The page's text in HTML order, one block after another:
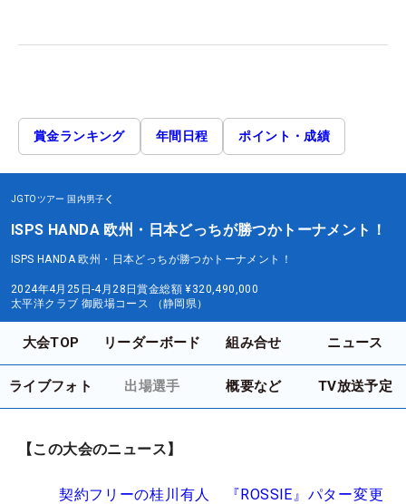
賞金ランキング 年間日程 ポイント・成績
JGTOツアー 国内男子
ISPS HANDA 欧州・日本どっちが勝つかトーナメント！
ISPS HANDA 欧州・日本どっちが勝つかトーナメント！
2024年4月25日-4月28日賞金総額 ¥320,490,000
太平洋クラブ 御殿場コース （静岡県）
大会TOP リーダーボード 組み合せ ニュース
ライブフォト 出場選手 概要など TV放送予定
【この大会のニュース】
契約フリーの桂川有人 『ROSSIE』パター変更